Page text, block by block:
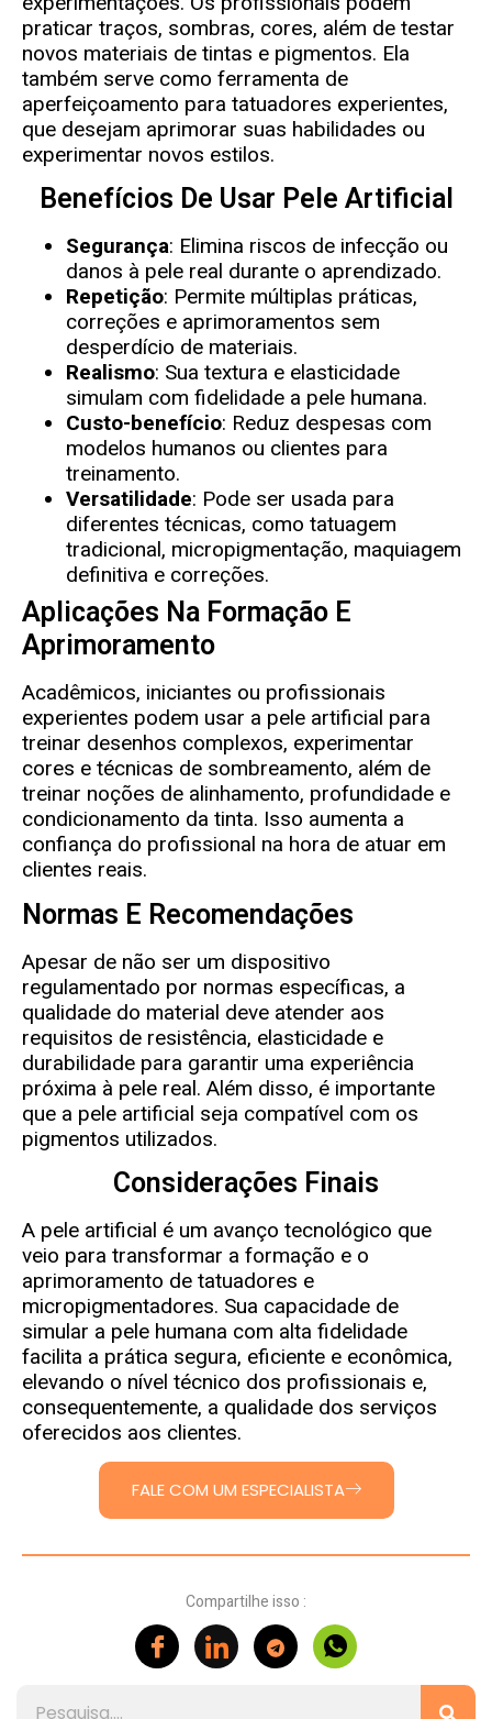
praticar traços, sombras, cores, além de testar
novos materiais de tintas e pigmentos. Ela
também serve como ferramenta de
aperfeiçoamento para tatuadores experientes,
que desejam aprimorar suas habilidades ou
experimentar novos estilos.
Benefícios De Usar Pele Artificial
Segurança: Elimina riscos de infecção ou
danos à pele real durante o aprendizado.
Repetição: Permite múltiplas práticas,
correções e aprimoramentos sem
desperdício de materiais.
Realismo: Sua textura e elasticidade
simulam com fidelidade a pele humana.
Custo-benefício: Reduz despesas com
modelos humanos ou clientes para
treinamento.
Versatilidade: Pode ser usada para
diferentes técnicas, como tatuagem
tradicional, micropigmentação, maquiagem
definitiva e correções.
Aplicações Na Formação E
Aprimoramento
Acadêmicos, iniciantes ou profissionais
experientes podem usar a pele artificial para
treinar desenhos complexos, experimentar
cores e técnicas de sombreamento, além de
treinar noções de alinhamento, profundidade e
condicionamento da tinta. Isso aumenta a
confiança do profissional na hora de atuar em
clientes reais.
Normas E Recomendações
Apesar de não ser um dispositivo
regulamentado por normas específicas, a
qualidade do material deve atender aos
requisitos de resistência, elasticidade e
durabilidade para garantir uma experiência
próxima à pele real. Além disso, é importante
que a pele artificial seja compatível com os
pigmentos utilizados.
Considerações Finais
A pele artificial é um avanço tecnológico que
veio para transformar a formação e o
aprimoramento de tatuadores e
micropigmentadores. Sua capacidade de
simular a pele humana com alta fidelidade
facilita a prática segura, eficiente e econômica,
elevando o nível técnico dos profissionais e,
consequentemente, a qualidade dos serviços
oferecidos aos clientes.
FALE COM UM ESPECIALISTA
Compartilhe isso :